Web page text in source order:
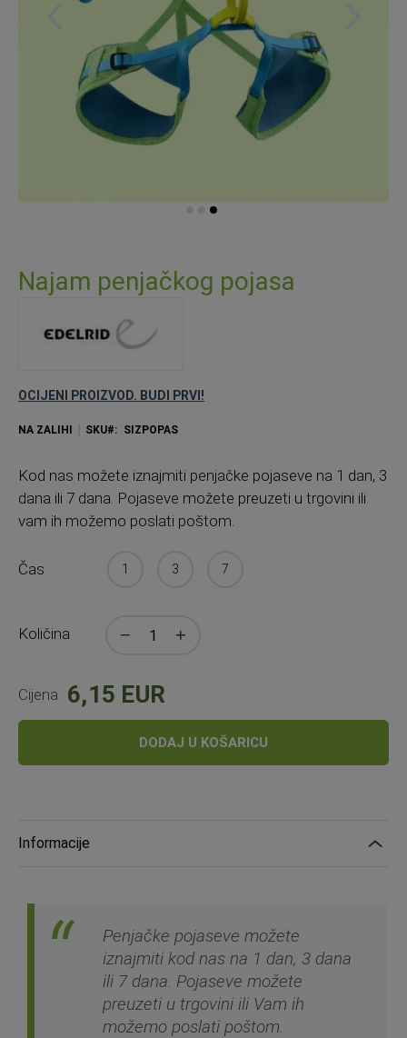
to
the
gallery
Najam penjačkog pojasa
OCIJENI PROIZVOD. BUDI PRVI!
NA ZALIHI SKU SIZPOPAS
Kod nas možete iznajmiti penjačke pojaseve na 1 dan, 3
dana ili 7 dana. Pojaseve možete preuzeti u trgovini ili
vam ih možemo poslati poštom.
Čas 1 3 7
Količina
Cijena 6,15 EUR
DODAJ U KOŠARICU
Informacije
Penjačke pojaseve možete
iznajmiti kod nas na 1 dan, 3 dana
ili 7 dana. Pojaseve možete
preuzeti u trgovini ili Vam ih
možemo poslati poštom.